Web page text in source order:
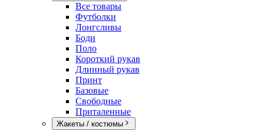
Все товары
Футболки
Лонгсливы
Боди
Поло
Короткий рукав
Длинный рукав
Принт
Базовые
Свободные
Приталенные
Жакеты / костюмы